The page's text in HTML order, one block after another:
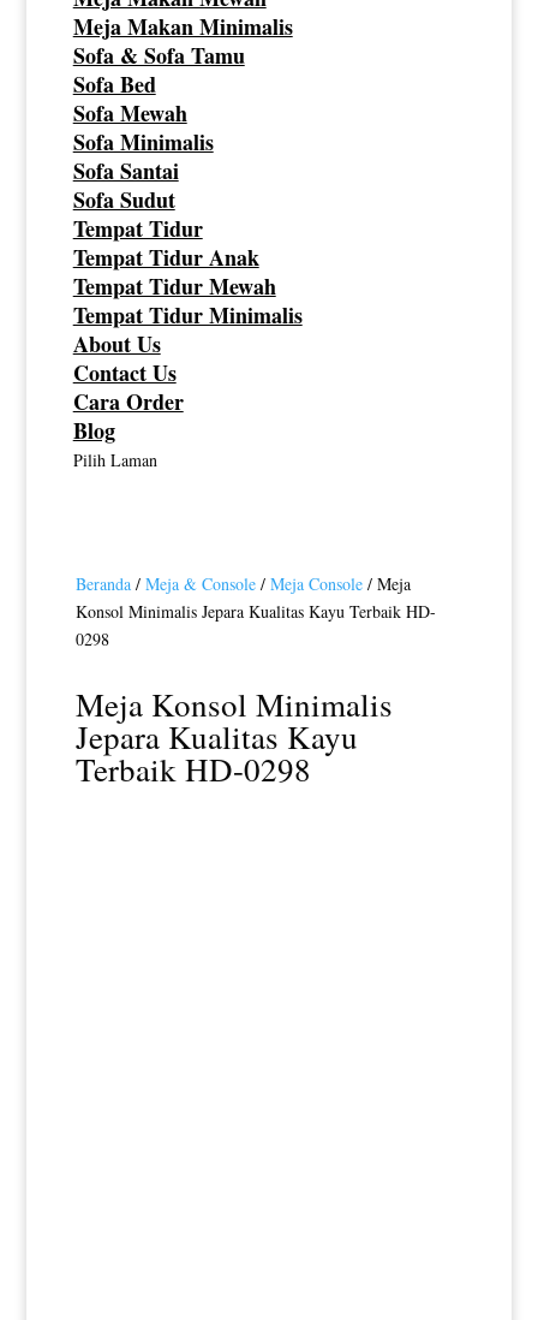
Meja Makan Minimalis
Sofa & Sofa Tamu
Sofa Bed
Sofa Mewah
Sofa Minimalis
Sofa Santai
Sofa Sudut
Tempat Tidur
Tempat Tidur Anak
Tempat Tidur Mewah
Tempat Tidur Minimalis
About Us
Contact Us
Cara Order
Blog
Pilih Laman
Beranda/ Meja & Console/ Meja Console/ Meja
Konsol Minimalis Jepara Kualitas Kayu Terbaik HD-
0298
Meja Konsol Minimalis
Jepara Kualitas Kayu
Terbaik HD-0298